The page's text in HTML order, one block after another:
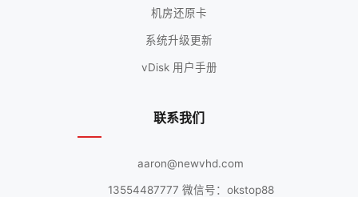
机房还原卡
系统升级更新
vDisk 用户手册
联系我们
aaron@newvhd.com
13554487777 微信号：okstop88